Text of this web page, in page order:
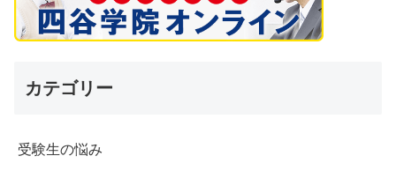
カテゴリー
受験生の悩み